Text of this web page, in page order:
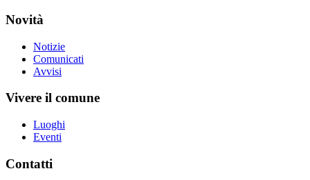
Novità
Notizie
Comunicati
Avvisi
Vivere il comune
Luoghi
Eventi
Contatti